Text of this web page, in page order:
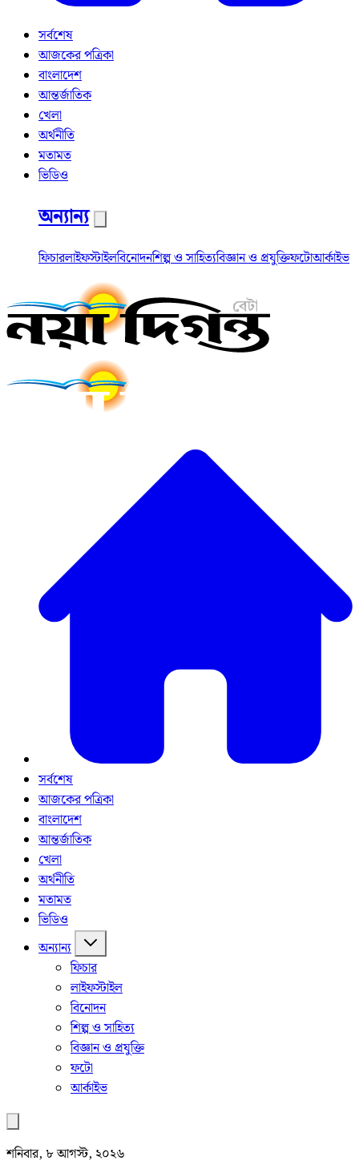
সর্বশেষ
আজকের পত্রিকা
বাংলাদেশ
আন্তর্জাতিক
খেলা
অর্থনীতি
মতামত
ভিডিও
অন্যান্য
ফিচারলাইফস্টাইলবিনোদনশিল্প ও সাহিত্যবিজ্ঞান ও প্রযুক্তিফটোআর্কাইভ
সর্বশেষ
আজকের পত্রিকা
বাংলাদেশ
আন্তর্জাতিক
খেলা
অর্থনীতি
মতামত
ভিডিও
অন্যান্য
ফিচার
লাইফস্টাইল
বিনোদন
শিল্প ও সাহিত্য
বিজ্ঞান ও প্রযুক্তি
ফটো
আর্কাইভ
শনিবার, ৮ আগস্ট, ২০২৬